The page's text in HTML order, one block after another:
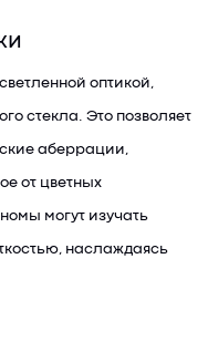
оптикой,
стекла. Это позволяет
аберрации,
от цветных
могут изучать
наслаждаясь